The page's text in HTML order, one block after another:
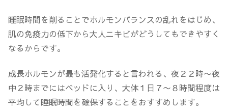
睡眠時間を削ることでホルモンバランスの乱れをはじめ、
肌の免疫力の低下から大人ニキビがどうしてもできやすく
なるからです。
成長ホルモンが最も活発化すると言われる、夜２２時〜夜
中２時までにはベッドに入り、大体１日７〜８時間程度は
平均して睡眠時間を確保することをおすすめします。